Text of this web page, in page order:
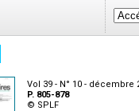
Vol 39 - N° 10 - décembre
P. 805-878
© SPLF